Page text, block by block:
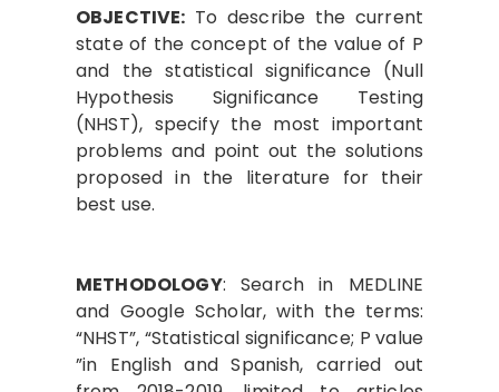
OBJECTIVE: To describe the current
state of the concept of the value of P
and the statistical significance (Null
Hypothesis Significance Testing
(NHST), specify the most important
problems and point out the solutions
proposed in the literature for their
best use.
METHODOLOGY: Search in MEDLINE
and Google Scholar, with the terms:
“NHST”, “Statistical significance; P value
”in English and Spanish, carried out